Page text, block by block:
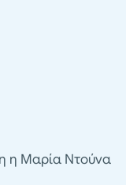
η Μαρία Ντούνα